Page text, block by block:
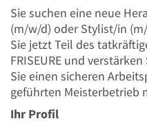
Sie suchen eine neue
(m/w/d) oder Stylist/in
Sie jetzt Teil des
FRISEURE und
Sie einen sicheren
geführten Meisterbetrieb
Ihr Profil